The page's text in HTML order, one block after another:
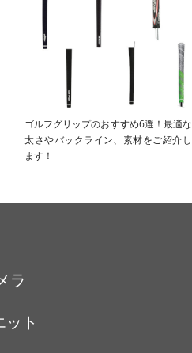
ゴルフグリップのおすすめ6選！最適な
太さやバックライン、素材をご紹介し
ます！
ラ
ト